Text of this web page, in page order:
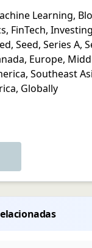
Learning,
, FinTech, Investing
, Seed, Series A,
, Europe,
, Southeast
, Globally